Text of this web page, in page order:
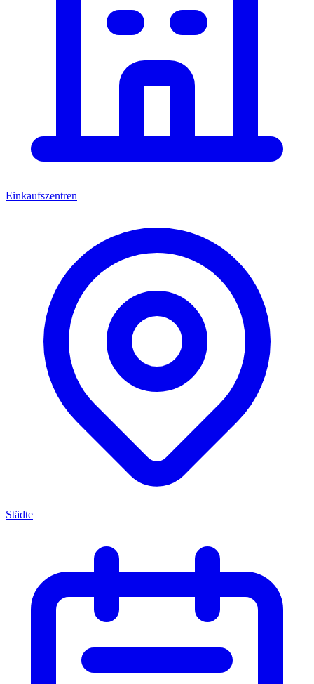
Einkaufszentren
Städte